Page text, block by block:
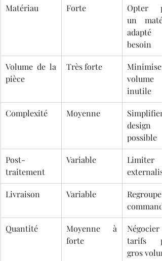
Matériau Forte
Opter
un
adapté
besoin
Volume de la
pièce
Très forte
volume
inutile
Complexité Moyenne
possible
Post-
traitement
Variable
Limiter
Livraison Variable
Quantité
Moyenne à
forte
Négocier
tarifs
gros